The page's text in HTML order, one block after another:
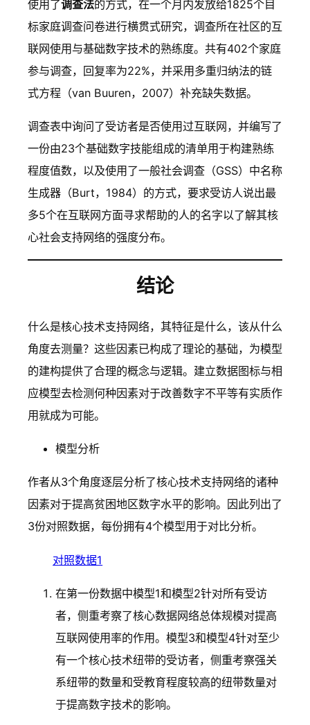
使用了调查法的方式，在一个月内发放给1825个目
标家庭调查问卷进行横贯式研究，调查所在社区的互
联网使用与基础数字技术的熟练度。共有402个家庭
参与调查，回复率为22%，并采用多重归纳法的链
式方程（van Buuren，2007）补充缺失数据。
调查表中询问了受访者是否使用过互联网，并编写了
一份由23个基础数字技能组成的清单用于构建熟练
程度值数，以及使用了一般社会调查（GSS）中名称
生成器（Burt，1984）的方式，要求受访人说出最
多5个在互联网方面寻求帮助的人的名字以了解其核
心社会支持网络的强度分布。
结论
什么是核心技术支持网络，其特征是什么，该从什么
角度去测量？这些因素已构成了理论的基础，为模型
的建构提供了合理的概念与逻辑。建立数据图标与相
应模型去检测何种因素对于改善数字不平等有实质作
用就成为可能。
模型分析
作者从3个角度逐层分析了核心技术支持网络的诸种
因素对于提高贫困地区数字水平的影响。因此列出了
3份对照数据，每份拥有4个模型用于对比分析。
对照数据1
在第一份数据中模型1和模型2针对所有受访
者，侧重考察了核心数据网络总体规模对提高
互联网使用率的作用。模型3和模型4针对至少
有一个核心技术纽带的受访者，侧重考察强关
系纽带的数量和受教育程度较高的纽带数量对
于提高数字技术的影响。